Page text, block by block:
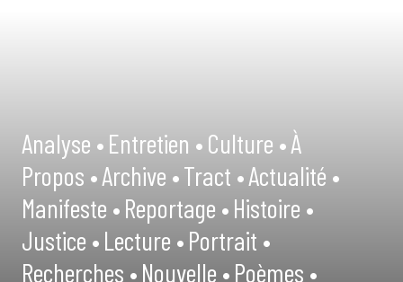
Analyse •Entretien •Culture •À
Propos •Archive •Tract •Actualité •
Manifeste •Reportage •Histoire •
Justice •Lecture •Portrait •
Recherches •Nouvelle •Poèmes •